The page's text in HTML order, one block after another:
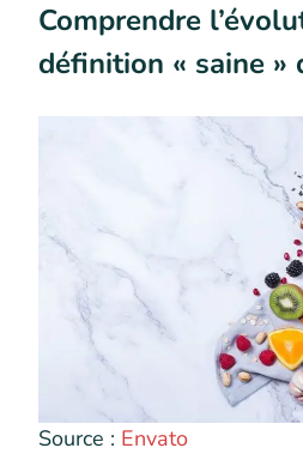
Comprendre
définition « saine »
Source : Envato